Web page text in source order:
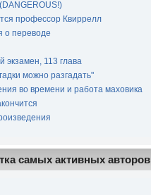
профессор Квиррелл
о переводе
экзамен, 113 глава
можно разгадать"
во времени и работа маховика
самых активных авторов